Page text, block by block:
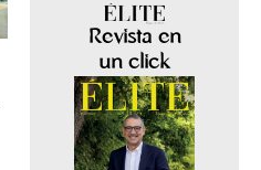
Revista en
un click